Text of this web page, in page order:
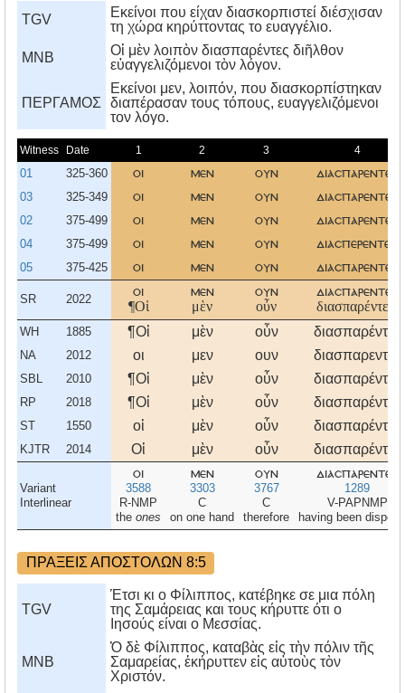
TGV
Εκείνοι που είχαν διασκορπιστεί διέσχισαν
τη χώρα κηρύττοντας το ευαγγέλιο.
MNB
Οἱ μὲν λοιπὸν διασπαρέντες διῆλθον
εὐαγγελιζόμενοι τὸν λόγον.
ΠΕΡΓΑΜΟΣ
Eκείνοι μεν, λοιπόν, που διασκορπίστηκαν
διαπέρασαν τους τόπους, ευαγγελιζόμενοι
τον λόγο.
Witness Date 1 2 3 4
01 325-360 οι μεν ουν διασπαρεντεσ
03 325-349 οι μεν ουν διασπαρεντεσ
02 375-499 οι μεν ουν διασπαρεντεσ
04 375-499 οι μεν ουν διασπερεντεσ
05 375-425 οι μεν ουν διασπαρεντεσ
SR 2022
οι
¶Οἱ
μεν
μὲν
ουν
οὖν
διασπαρεντεσ
διασπαρέντες,
WH 1885 ¶Οἱ μὲν οὖν διασπαρέντες
NA 2012 οι μεν ουν διασπαρεντες
SBL 2010 ¶Οἱ μὲν οὖν διασπαρέντες
RP 2018 ¶Οἱ μὲν οὖν διασπαρέντες
ST 1550 οἱ μὲν οὖν διασπαρέντες
KJTR 2014 Οἱ μὲν οὖν διασπαρέντες
Variant
Interlinear
οι
3588
R-NMP
the ones
μεν
3303
C
on one hand
ουν
3767
C
therefore
διασπαρεντεσ
1289
V-PAPNMP
having been
ΠΡΑΞΕΙΣ ΑΠΟΣΤΟΛΩΝ 8:5
TGV
Έτσι κι ο Φίλιππος, κατέβηκε σε μια πόλη
της Σαμάρειας και τους κήρυττε ότι ο
Ιησούς είναι ο Μεσσίας.
MNB
Ὁ δὲ Φίλιππος, καταβὰς εἰς τὴν πόλιν τῆς
Σαμαρείας, ἐκήρυττεν εἰς αὐτοὺς τὸν
Χριστόν.